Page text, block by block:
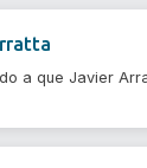
a que Javier